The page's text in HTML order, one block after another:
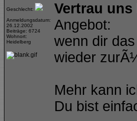
Geschlecht:
Anmeldungsdatum:
26.12.2002
Beiträge: 6724
Wohnort:
Heidelberg
Vertrau
Angebot:
wenn dir
wieder
Mehr kann
Du bist